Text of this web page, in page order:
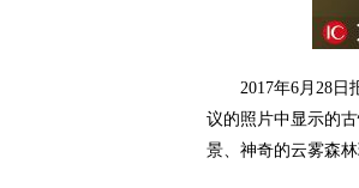
2017年6月28日报
议的照片中显示的
景、神奇的云雾森